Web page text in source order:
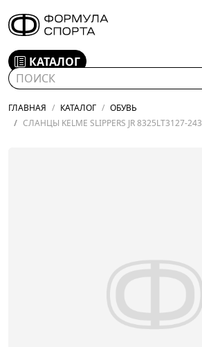
КАТАЛОГ
ГЛАВНАЯ КАТАЛОГ
ОБУВЬ
СЛАНЦЫ KELME SLIPPERS JR 8325LT3127-243